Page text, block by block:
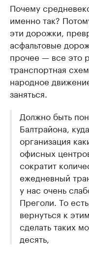
Почему
именно так?
эти дорожки,
асфальтовые
прочее — все это
транспортная
народное
заняться.
Должно быть
Балтрайона,
организация
офисных
сократит
ежедневный
у нас очень
Преголи. То
вернуться к
сделать таких
десять,